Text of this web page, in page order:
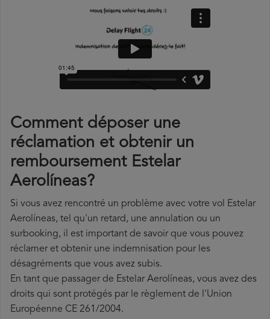
Comment déposer une
réclamation et obtenir un
remboursement Estelar
Aerolíneas?
Si vous avez rencontré un problème avec votre vol Estelar
Aerolíneas, tel qu'un retard, une annulation ou un
surbooking, il est important de savoir que vous pouvez
réclamer et obtenir une indemnisation pour les
désagréments que vous avez subis.
En tant que passager de Estelar Aerolíneas, vous avez des
droits qui sont protégés par le règlement de l'Union
Européenne CE 261/2004.